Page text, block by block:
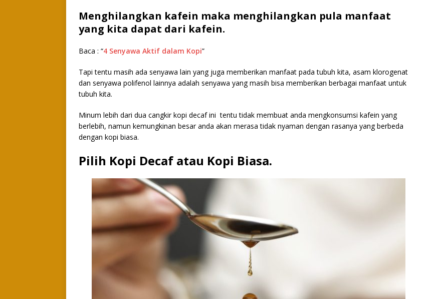
Menghilangkan kafein maka menghilangkan pula manfaat
yang kita dapat dari kafein.
Baca : “4 Senyawa Aktif dalam Kopi”
Tapi tentu masih ada senyawa lain yang juga memberikan manfaat pada tubuh kita, asam klorogenat
dan senyawa polifenol lainnya adalah senyawa yang masih bisa memberikan berbagai manfaat untuk
tubuh kita.
Minum lebih dari dua cangkir kopi decaf ini tentu tidak membuat anda mengkonsumsi kafein yang
berlebih, namun kemungkinan besar anda akan merasa tidak nyaman dengan rasanya yang berbeda
dengan kopi biasa.
Pilih Kopi Decaf atau Kopi Biasa.